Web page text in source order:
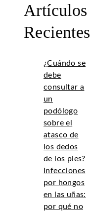
Artículos
Recientes
¿Cuándo se
debe
consultar a
un
podólogo
sobre el
atasco de
los dedos
de los pies?
Infecciones
por hongos
en las uñas:
por qué no